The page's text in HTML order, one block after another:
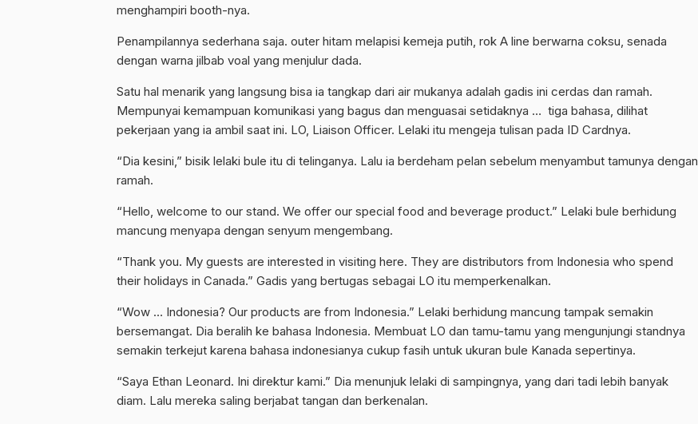
menghampiri booth-nya.
Penampilannya sederhana saja. outer hitam melapisi kemeja putih, rok A line berwarna coksu, senada
dengan warna jilbab voal yang menjulur dada.
Satu hal menarik yang langsung bisa ia tangkap dari air mukanya adalah gadis ini cerdas dan ramah.
Mempunyai kemampuan komunikasi yang bagus dan menguasai setidaknya … tiga bahasa, dilihat
pekerjaan yang ia ambil saat ini. LO, Liaison Officer. Lelaki itu mengeja tulisan pada ID Cardnya.
“Dia kesini,” bisik lelaki bule itu di telinganya. Lalu ia berdeham pelan sebelum menyambut tamunya dengan
ramah.
“Hello, welcome to our stand. We offer our special food and beverage product.” Lelaki bule berhidung
mancung menyapa dengan senyum mengembang.
“Thank you. My guests are interested in visiting here. They are distributors from Indonesia who spend
their holidays in Canada.” Gadis yang bertugas sebagai LO itu memperkenalkan.
“Wow … Indonesia? Our products are from Indonesia.” Lelaki berhidung mancung tampak semakin
bersemangat. Dia beralih ke bahasa Indonesia. Membuat LO dan tamu-tamu yang mengunjungi standnya
semakin terkejut karena bahasa indonesianya cukup fasih untuk ukuran bule Kanada sepertinya.
“Saya Ethan Leonard. Ini direktur kami.” Dia menunjuk lelaki di sampingnya, yang dari tadi lebih banyak
diam. Lalu mereka saling berjabat tangan dan berkenalan.